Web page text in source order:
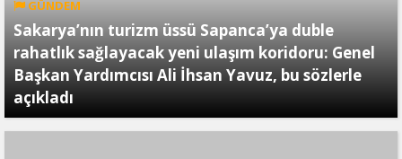
GÜNDEM
Sakarya’nın turizm üssü Sapanca’ya duble
rahatlık sağlayacak yeni ulaşım koridoru: Genel
Başkan Yardımcısı Ali İhsan Yavuz, bu sözlerle
açıkladı